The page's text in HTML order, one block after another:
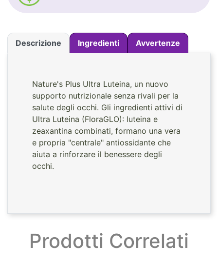
Descrizione Ingredienti Avvertenze
Nature's Plus Ultra Luteina, un nuovo
supporto nutrizionale senza rivali per la
salute degli occhi. Gli ingredienti attivi di
Ultra Luteina (FloraGLO): luteina e
zeaxantina combinati, formano una vera
e propria "centrale" antiossidante che
aiuta a rinforzare il benessere degli
occhi.
Prodotti Correlati